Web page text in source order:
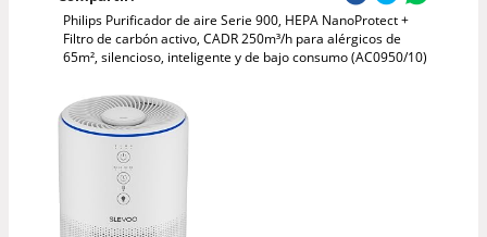
Philips Purificador de aire Serie 900, HEPA NanoProtect +
Filtro de carbón activo, CADR 250m³/h para alérgicos de
65m², silencioso, inteligente y de bajo consumo (AC0950/10)